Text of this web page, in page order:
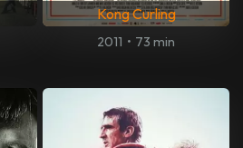
Kong Curling
2011 • 73 min